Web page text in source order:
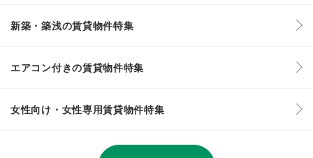
新築・築浅の賃貸物件特集
エアコン付きの賃貸物件特集
女性向け・女性専用賃貸物件特集